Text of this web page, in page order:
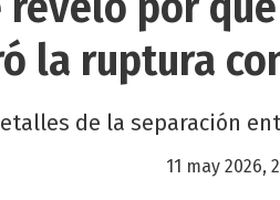
la ruptura
de la separación
11 may 2026,